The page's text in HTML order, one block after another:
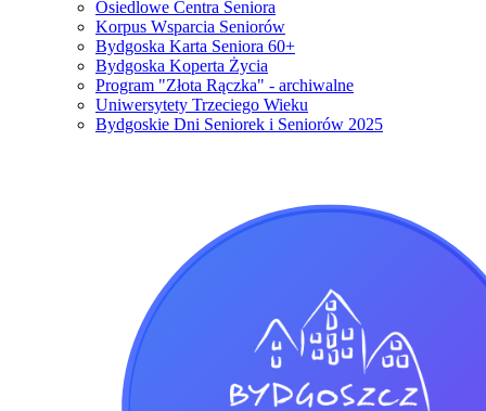
Osiedlowe Centra Seniora
Korpus Wsparcia Seniorów
Bydgoska Karta Seniora 60+
Bydgoska Koperta Życia
Program "Złota Rączka" - archiwalne
Uniwersytety Trzeciego Wieku
Bydgoskie Dni Seniorek i Seniorów 2025